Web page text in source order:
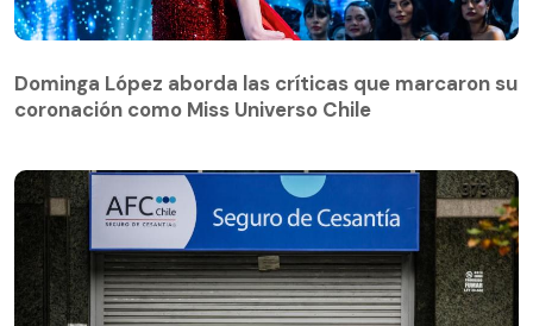
coronación como Miss Universo Chile
Dominga López aborda las críticas que marcaron su
coronación como Miss Universo Chile